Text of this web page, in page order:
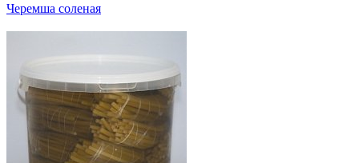
Черемша соленая